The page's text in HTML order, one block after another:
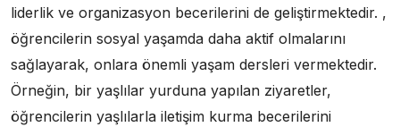
liderlik ve organizasyon becerilerini de geliştirmektedir. ,
öğrencilerin sosyal yaşamda daha aktif olmalarını
sağlayarak, onlara önemli yaşam dersleri vermektedir.
Örneğin, bir yaşlılar yurduna yapılan ziyaretler,
öğrencilerin yaşlılarla iletişim kurma becerilerini